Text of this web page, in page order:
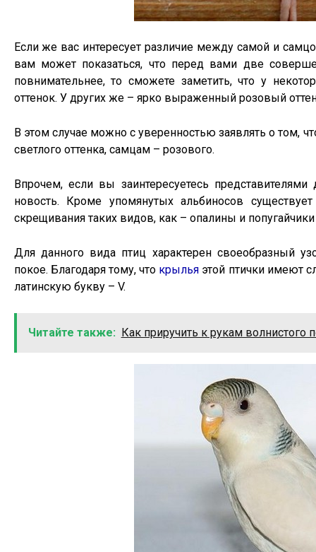
Если же вас интересует различие между самой и
вам может показаться, что перед вами две
повнимательнее, то сможете заметить, что у
оттенок. У других же – ярко выраженный розовый
В этом случае можно с уверенностью заявлять о том,
светлого оттенка, самцам – розового.
Впрочем, если вы заинтересуетесь
новость. Кроме упомянутых альбиносов
скрещивания таких видов, как – опалины и
Для данного вида птиц характерен своеобразный
покое. Благодаря тому, что крылья этой птички имеют
латинскую букву – V.
Читайте также: Как приручить к рукам волнистого